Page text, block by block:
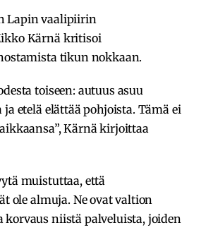
Lapin vaalipiirin
Kärnä kritisoi
tikun nokkaan.
toiseen: autuus asuu
etelä elättää pohjoista. Tämä ei
Kärnä kirjoittaa
muistuttaa, että
ole almuja. Ne ovat valtion
niistä palveluista, joiden